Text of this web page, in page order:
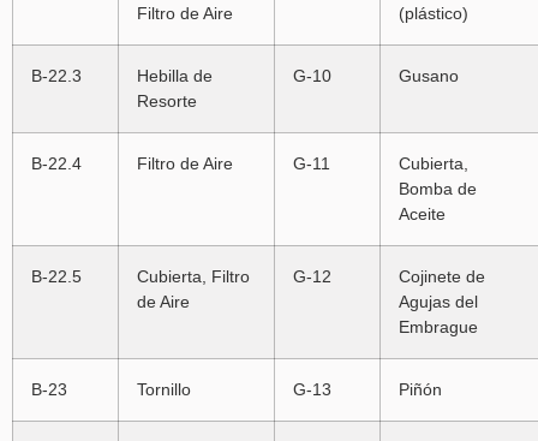
Filtro de Aire
(plástico)
B-22.3
Hebilla de
Resorte
G-10 Gusano
B-22.4 Filtro de Aire G-11
Cubierta,
Bomba de
Aceite
B-22.5
Cubierta, Filtro
de Aire
G-12
Cojinete de
Agujas del
Embrague
B-23 Tornillo G-13 Piñón